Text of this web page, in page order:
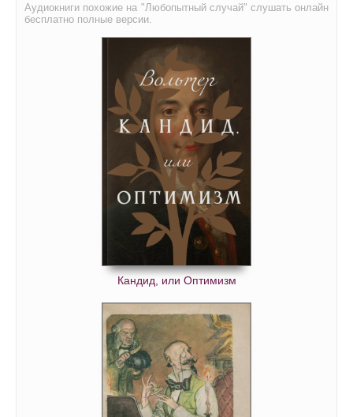
Аудиокниги похожие на "Любопытный случай" слушать онлайн
бесплатно полные версии.
Кандид, или Оптимизм